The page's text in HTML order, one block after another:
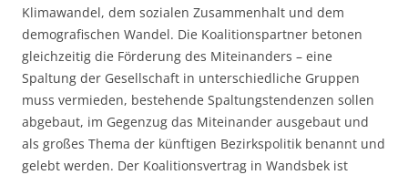
Klimawandel, dem sozialen Zusammenhalt und dem
demografischen Wandel. Die Koalitionspartner betonen
gleichzeitig die Förderung des Miteinanders – eine
Spaltung der Gesellschaft in unterschiedliche Gruppen
muss vermieden, bestehende Spaltungstendenzen sollen
abgebaut, im Gegenzug das Miteinander ausgebaut und
als großes Thema der künftigen Bezirkspolitik benannt und
gelebt werden. Der Koalitionsvertrag in Wandsbek ist